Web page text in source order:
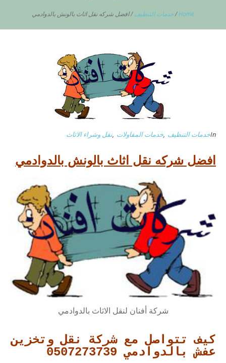
Home
/خدمات التنظيف /افضل شركه نقل اثاث بالونش بالدوادمي
Inخدمات التنظيف ,خدمات المقاولات ,نقل وشراء الاثاث
افضل شركه نقل اثاث بالونش بالدوادمي
شركة أفنان لنقل الاثاث بالدوادمي
كيف تتواصل مع شركة نقل وتخزين
عفش بالدوادمي 0507273739